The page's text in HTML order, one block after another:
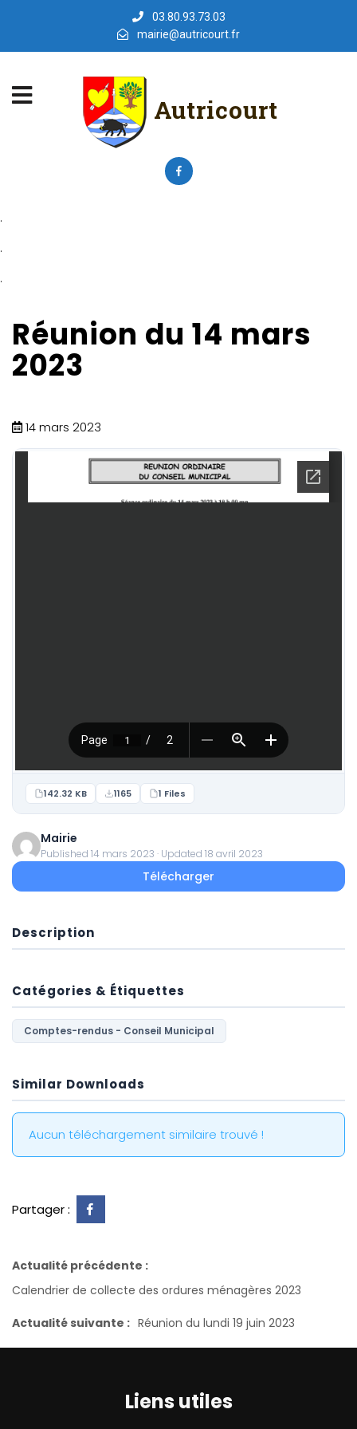
03.80.93.73.03
mairie@autricourt.fr
Autricourt
.
.
.
Réunion du 14 mars
2023
14 mars 2023
142.32 KB 1165 1 Files
Mairie
Published 14 mars 2023 · Updated 18 avril 2023
Télécharger
Description
Catégories & Étiquettes
Comptes-rendus - Conseil Municipal
Similar Downloads
Aucun téléchargement similaire trouvé !
Partager :
Actualité précédente :
Calendrier de collecte des ordures ménagères 2023
Actualité suivante : Réunion du lundi 19 juin 2023
Liens utiles